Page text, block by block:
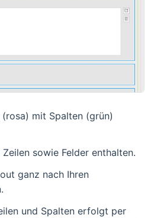
mit Spalten (grün)
sowie Felder enthalten.
ganz nach Ihren
und Spalten erfolgt per